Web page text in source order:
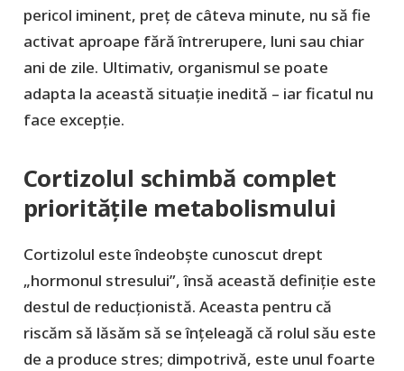
pericol iminent, preţ de câteva minute, nu să fie
activat aproape fără întrerupere, luni sau chiar
ani de zile. Ultimativ, organismul se poate
adapta la această situaţie inedită – iar ficatul nu
face excepţie.
Cortizolul schimbă complet
prioritățile metabolismului
Cortizolul este îndeobşte cunoscut drept
„hormonul stresului”, însă această definiție este
destul de reducţionistă. Aceasta pentru că
riscăm să lăsăm să se înţeleagă că rolul său este
de a produce stres; dimpotrivă, este unul foarte